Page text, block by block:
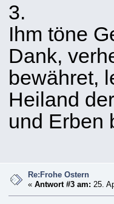
3.
Ihm töne
Dank,
bewähret,
Heiland
und Erben
Re:Frohe Ostern
«Antwort #3 am: 25.